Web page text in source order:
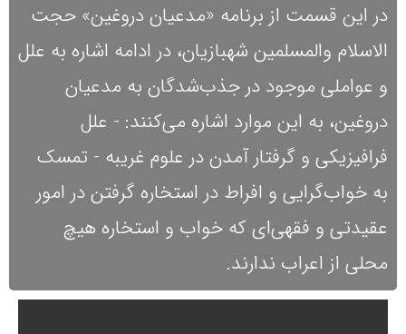
در این قسمت از برنامه «مدعیان دروغین» حجت
الاسلام والمسلمین شهبازیان، در ادامه اشاره به علل
و عواملی موجود در جذب‌شدگان به مدعیان
دروغین، به این موارد اشاره می‌کنند: - علل
فرافیزیکی و گرفتار آمدن در علوم غریبه - تمسک
به خواب‌گرایی و افراط در استخاره گرفتن در امور
عقیدتی و فقهی‌ای که خواب و استخاره هیچ
محلی از اعراب ندارند.